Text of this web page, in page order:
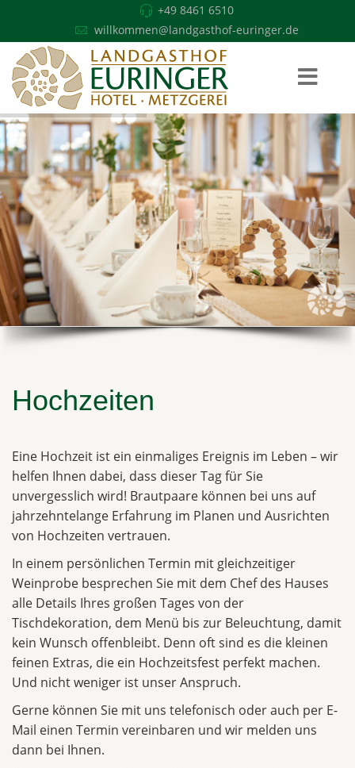
+49 8461 6510
willkommen@landgasthof-euringer.de
Hochzeiten
Eine Hochzeit ist ein einmaliges Ereignis im Leben – wir
helfen Ihnen dabei, dass dieser Tag für Sie
unvergesslich wird! Brautpaare können bei uns auf
jahrzehntelange Erfahrung im Planen und Ausrichten
von Hochzeiten vertrauen.
In einem persönlichen Termin mit gleichzeitiger
Weinprobe besprechen Sie mit dem Chef des Hauses
alle Details Ihres großen Tages von der
Tischdekoration, dem Menü bis zur Beleuchtung, damit
kein Wunsch offenbleibt. Denn oft sind es die kleinen
feinen Extras, die ein Hochzeitsfest perfekt machen.
Und nicht weniger ist unser Anspruch.
Gerne können Sie mit uns telefonisch oder auch per E-
Mail einen Termin vereinbaren und wir melden uns
dann bei Ihnen.